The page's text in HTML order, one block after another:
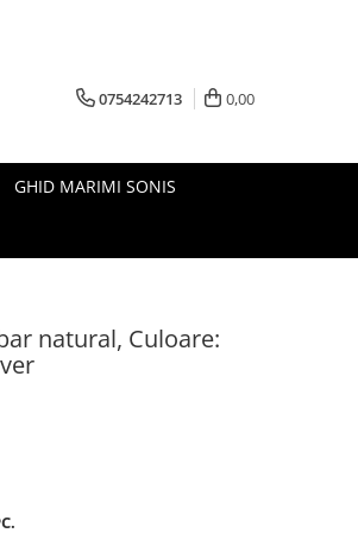
0754242713 0,00
GHID MARIMI SONIS
natural, Culoare: